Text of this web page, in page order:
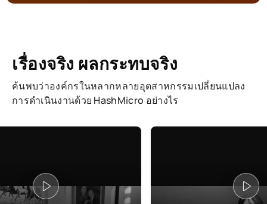
เรื่องจริง ผลกระทบจริง
ค้นพบว่าองค์กรในหลากหลายอุตสาหกรรมเปลี่ยนแปลง
การดำเนินงานด้วย HashMicro อย่างไร